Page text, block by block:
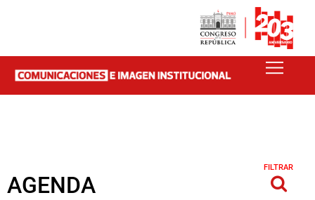
AGENDA
FILTRAR